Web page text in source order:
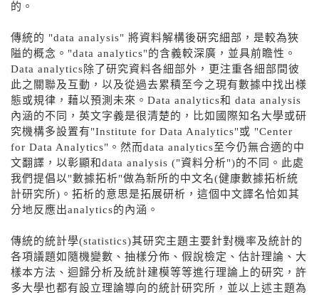
的。
傳統的 "data analysis" 將資料解構後硏究細部，是較為狹
隘的概念。"data analytics"的含義較深廣，並具前瞻性。
Data analytics除了研究資料各細部外，更注重各細部間彼
此之關聯及互動，以及從過去累積至今之現有數據中找出様
態或規律，藉以預測未來。Data analytics和 data analysis
內涵的不同，英文字義是很清楚的，比如國際知名大學或研
究機構多設置有"Institute for Data Analytics"或 "Center
for Data Analytics"。然而data analytics至今仍無合適的中
文翻譯，以彰顯和data analysis ("資料分析")的不同。此處
我們提倡以"數據拓析"做為新所的中文名(健康數據拓析統
計研究所)。拓析的意思是拓展研析，這個中文譯名恰如其
分地反應出analytics的內涵。
傳統的統計學(statistics)其研究主題主要針對機率及統計的
各項議題如隨機變數、抽樣分佈、假說檢定、估計理論、大
樣本方法、迴歸分析及統計建模等等進行理論上的研究，許
多大學也都有設立理論導向的統計研究所，並以上述主題為